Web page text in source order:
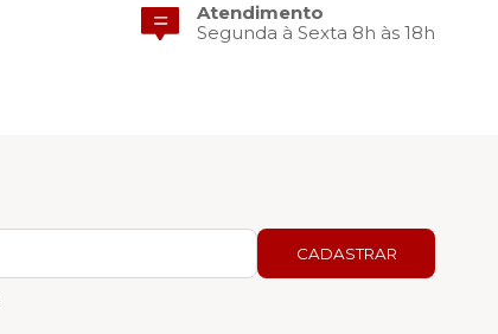
Atendimento
Segunda à Sexta 8h às 18h
CADASTRAR